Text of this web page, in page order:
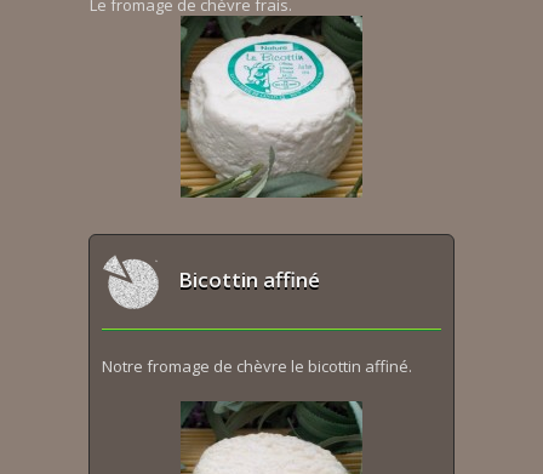
Le fromage de chèvre frais.
Bicottin affiné
Notre fromage de chèvre le bicottin affiné.